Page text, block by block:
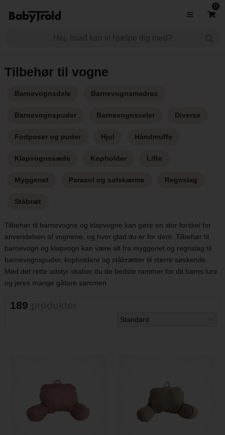
0
Tilbehør til vogne
Barnevognsdele Barnevognsmadras
Barnevognspuder Barnevognsseler Diverse
Fodposer og puder Hjul Håndmuffe
Klapvognssæde Kopholder Lifte
Myggenet Parasol og solskærme Regnslag
Ståbræt
Tilbehør til barnevogne og klapvogne kan gøre en stor forskel for
anvendelsen af vognene, og hvor glad du er for dem. Tilbehør til
barnevogn og klapvogn kan være alt fra myggenet og regnslag til
barnevognspuder, kopholdere og ståbrætter til større søskende.
Med det rette udstyr skaber du de bedste rammer for dit barns lure
og jeres mange gåture sammen.
189